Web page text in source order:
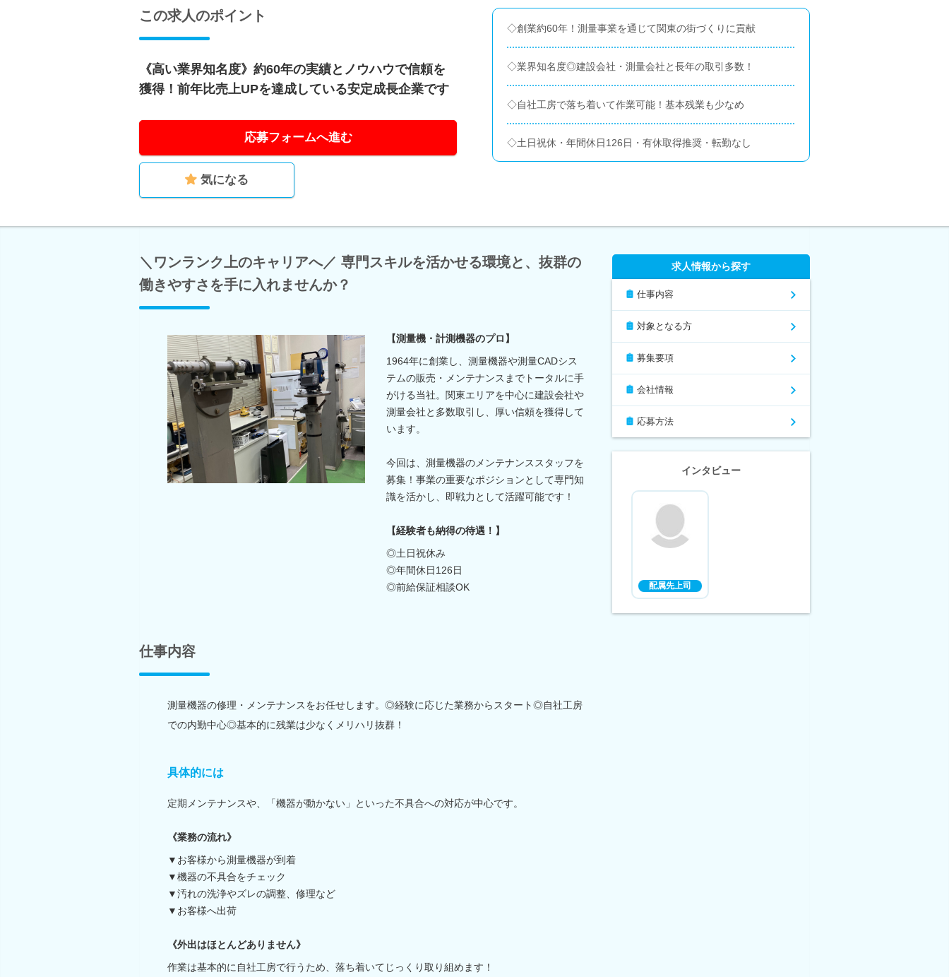
この求人のポイント
《高い業界知名度》約60年の実績とノウハウで信頼を
獲得！前年比売上UPを達成している安定成長企業です
応募フォームへ進む
気になる
◇創業約60年！測量事業を通じて関東の街づくりに貢献
◇業界知名度◎建設会社・測量会社と長年の取引多数！
◇自社工房で落ち着いて作業可能！基本残業も少なめ
◇土日祝休・年間休日126日・有休取得推奨・転勤なし
＼ワンランク上のキャリアへ／ 専門スキルを活かせる環境と、抜群の
働きやすさを手に入れませんか？
【測量機・計測機器のプロ】
1964年に創業し、測量機器や測量CADシス
テムの販売・メンテナンスまでトータルに手
がける当社。関東エリアを中心に建設会社や
測量会社と多数取引し、厚い信頼を獲得して
います。
今回は、測量機器のメンテナンススタッフを
募集！事業の重要なポジションとして専門知
識を活かし、即戦力として活躍可能です！
【経験者も納得の待遇！】
◎土日祝休み
◎年間休日126日
◎前給保証相談OK
仕事内容
測量機器の修理・メンテナンスをお任せします。◎経験に応じた業務からスタート◎自社工房
での内勤中心◎基本的に残業は少なくメリハリ抜群！
具体的には
定期メンテナンスや、「機器が動かない」といった不具合への対応が中心です。
《業務の流れ》
▼お客様から測量機器が到着
▼機器の不具合をチェック
▼汚れの洗浄やズレの調整、修理など
▼お客様へ出荷
《外出はほとんどありません》
作業は基本的に自社工房で行うため、落ち着いてじっくり取り組めます！
求人情報から探す
仕事内容
対象となる方
募集要項
会社情報
応募方法
インタビュー
配属先上司